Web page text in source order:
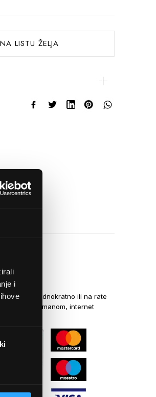
i
LISTU ŽELJA
karticama jednokratno ili na rate
virmanom, internet